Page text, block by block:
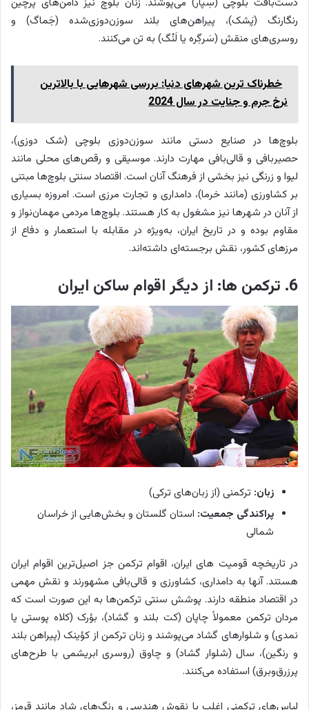
دست‌بافت بلوچی (سِپار) می‌پوشند. زنان بلوچ نیز دامن‌های پرچین
رنگارنگ (پَشک)، پیراهن‌های بلند سوزن‌دوزی‌شده (جَماگ) و
روسری‌های منقش (سَرگِره یا لَنْگ) به تن می‌کنند.
خطرناک ترین شهرهای دنیا: بررسی شهرهایی با بالاترین
نرخ جرم و جنایت در سال 2024
بلوچ‌ها در صنایع دستی مانند سوزن‌دوزی بلوچی (شک دوزی)،
حصیربافی و قالی‌بافی مهارت دارند. موسیقی و رقص‌های محلی مانند
لیوا و زرنگی نیز بخشی از فرهنگ آنان است. اقتصاد سنتی بلوچ‌ها مبتنی
بر کشاورزی (مانند خرما)، دامداری و تجارت مرزی است. امروزه بسیاری
از آنان در شهرها نیز مشغول به کار هستند. بلوچ‌ها مردمی مهمان‌نواز و
مقاوم بوده و در تاریخ ایران، به‌ویژه در مقابله با استعمار و دفاع از
مرزهای کشور، نقش برجسته‌ای داشته‌اند.
6. ترکمن ها: از دیگر اقوام ساکن ایران
زبان: ترکمنی (از زبان‌های ترکی)
پراکندگی جمعیت: استان گلستان و بخش‌هایی از خراسان
شمالی
در تاریخچه قومیت های ایران، اقوام ترکمن جز اصیل‌ترین اقوام ایران
هستند. آنها به دامداری، کشاورزی و قالی‌بافی مشهورند و نقش مهمی
در اقتصاد منطقه دارند. پوشش سنتی ترکمن‌ها به این صورت است که
مردان ترکمن معمولاً چاپان (کت بلند و گشاد)، بؤرک (کلاه پوستی یا
نمدی) و شلوارهای گشاد می‌پوشند و زنان ترکمن از کؤینک (پیراهن بلند
و رنگین)، سال (شلوار گشاد) و چاوق (روسری ابریشمی با طرح‌های
پرزرق‌وبرق) استفاده می‌کنند.
لباس‌های ترکمنی اغلب با نقوش هندسی و رنگ‌های شاد مانند قرمز،